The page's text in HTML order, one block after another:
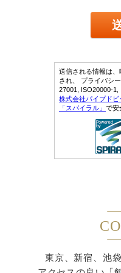
東京、新宿、池